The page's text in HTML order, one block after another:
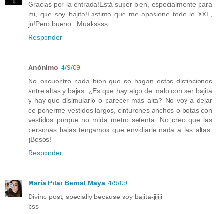
Gracias por la entrada!Está super bien, especialmente para
mi, que soy bajita!Lástima que me apasione todo lo XXL,
jo!Pero bueno...Muakssss
Responder
Anónimo 4/9/09
No encuentro nada bien que se hagan estas distinciones
antre altas y bajas. ¿Es que hay algo de malo con ser bajita
y hay que disimularlo o parecer más alta? No voy a dejar
de ponerme vestidos largos, cinturones anchos o botas con
vestidos porque no mida metro setenta. No creo que las
personas bajas tengamos que envidiarle nada a las altas.
¡Besos!
Responder
María Pilar Bernal Maya 4/9/09
Divino post, specially because soy bajita-jijiji
bss